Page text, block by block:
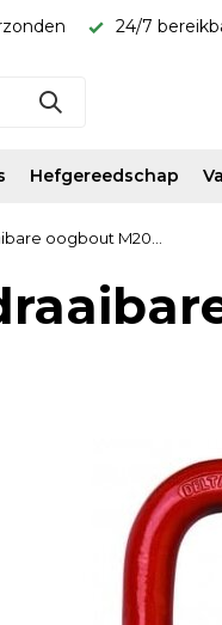
24/7
Hefgereedschap
oogbout M20...